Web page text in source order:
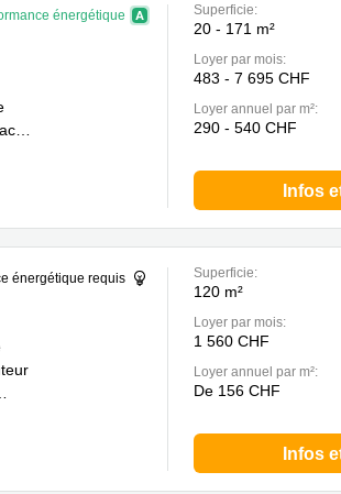
énergétique Superficie:
20 - 171 m²
Loyer par mois:
483 - 7 695 CHF
Loyer annuel par m²:
290 - 540 CHF
Infos
énergétique requis Superficie:
120 m²
Loyer par mois:
1 560 CHF
Loyer annuel par m²:
De 156 CHF
Infos